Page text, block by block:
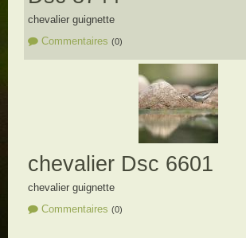
chevalier guignette
Commentaires (0)
chevalier Dsc 6601
chevalier guignette
Commentaires (0)